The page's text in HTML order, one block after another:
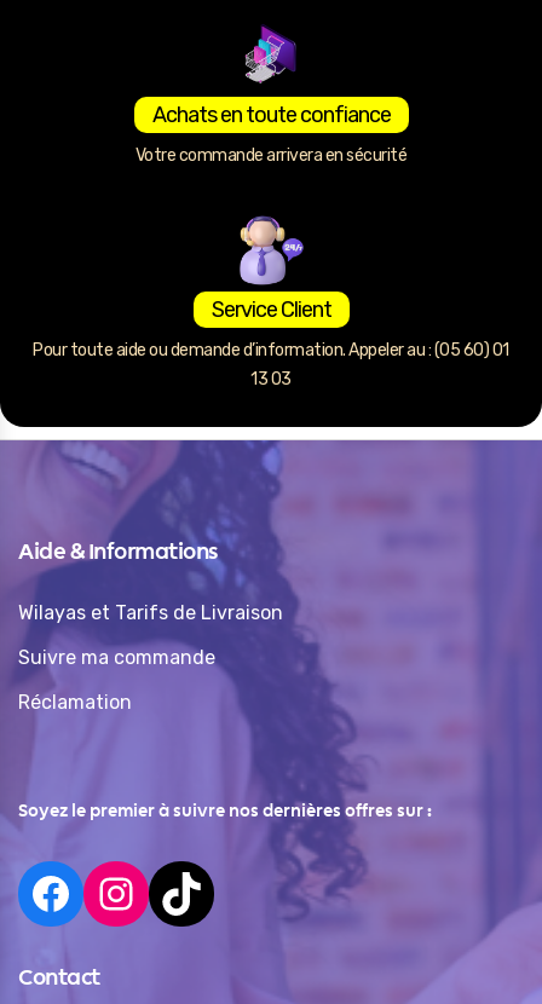
Achats en toute confiance
Votre commande arrivera en sécurité
Service Client
Pour toute aide ou demande d’information. Appeler au : (05 60) 01
13 03
Aide & Informations
Wilayas et Tarifs de Livraison
Suivre ma commande
Réclamation
Soyez le premier à suivre nos dernières offres sur :
Contact